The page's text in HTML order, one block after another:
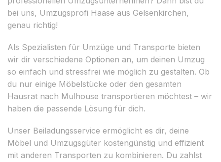
bei uns, Umzugsprofi Haase aus Gelsenkirchen,
genau richtig!
Als Spezialisten für Umzüge und Transporte bieten
wir dir verschiedene Optionen an, um deinen Umzug
so einfach und stressfrei wie möglich zu gestalten. Ob
du nur einige Möbelstücke oder den gesamten
Hausrat nach Mulhouse transportieren möchtest – wir
haben die passende Lösung für dich.
Unser Beiladungsservice ermöglicht es dir, deine
Möbel und Umzugsgüter kostengünstig und effizient
mit anderen Transporten zu kombinieren. Du zahlst